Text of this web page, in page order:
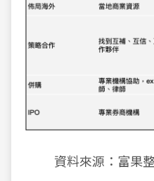
資料來源：富果